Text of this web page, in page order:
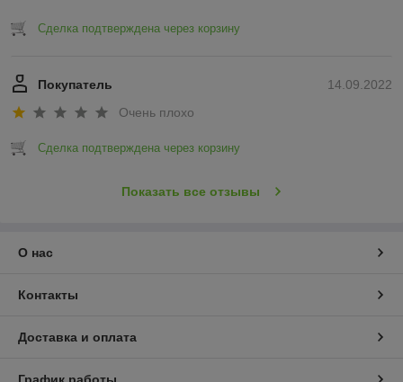
Сделка подтверждена через корзину
14.09.2022
Покупатель
Очень плохо
Сделка подтверждена через корзину
Показать все отзывы
О нас
Контакты
Доставка и оплата